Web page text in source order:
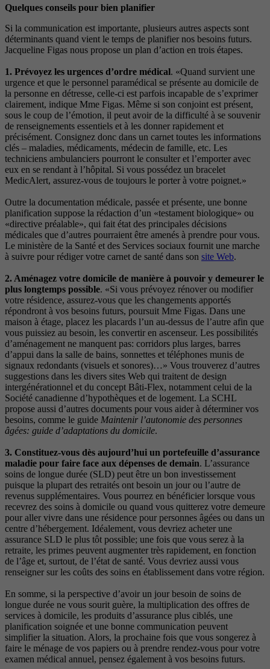
Quelques conseils pour bien planifier
Si la communication est importante, plusieurs autres aspects sont
déterminants quand vient le temps de planifier nos besoins futurs.
Jacqueline Figas nous propose un plan d’action en trois étapes.
1. Prévoyez les urgences d’ordre médical. «Quand survient une
urgence et que le personnel paramédical se présente au domicile de
la personne en détresse, celle-ci est parfois incapable de s’exprimer
clairement, indique Mme Figas. Même si son conjoint est présent,
sous le coup de l’émotion, il peut avoir de la difficulté à se souvenir
de renseignements essentiels et à les donner rapidement et
précisément. Consignez donc dans un carnet toutes les informations
clés – maladies, médicaments, médecin de famille, etc. Les
techniciens ambulanciers pourront le consulter et l’emporter avec
eux en se rendant à l’hôpital. Si vous possédez un bracelet
MedicAlert, assurez-vous de toujours le porter à votre poignet.»
Outre la documentation médicale, passée et présente, une bonne
planification suppose la rédaction d’un «testament biologique» ou
«directive préalable», qui fait état des principales décisions
médicales que d’autres pourraient être amenés à prendre pour vous.
Le ministère de la Santé et des Services sociaux fournit une marche
à suivre pour rédiger votre carnet de santé dans son site Web.
2. Aménagez votre domicile de manière à pouvoir y demeurer le
plus longtemps possible. «Si vous prévoyez rénover ou modifier
votre résidence, assurez-vous que les changements apportés
répondront à vos besoins futurs, poursuit Mme Figas. Dans une
maison à étage, placez les placards l’un au-dessus de l’autre afin que
vous puissiez au besoin, les convertir en ascenseur. Les possibilités
d’aménagement ne manquent pas: corridors plus larges, barres
d’appui dans la salle de bains, sonnettes et téléphones munis de
signaux redondants (visuels et sonores)…» Vous trouverez d’autres
suggestions dans les divers sites Web qui traitent de design
intergénérationnel et du concept Bâti-Flex, notamment celui de la
Société canadienne d’hypothèques et de logement. La SCHL
propose aussi d’autres documents pour vous aider à déterminer vos
besoins, comme le guide Maintenir l’autonomie des personnes
âgées: guide d’adaptations du domicile.
3. Constituez-vous dès aujourd’hui un portefeuille d’assurance
maladie pour faire face aux dépenses de demain. L’assurance
soins de longue durée (SLD) peut être un bon investissement
puisque la plupart des retraités ont besoin un jour ou l’autre de
revenus supplémentaires. Vous pourrez en bénéficier lorsque vous
recevrez des soins à domicile ou quand vous quitterez votre demeure
pour aller vivre dans une résidence pour personnes âgées ou dans un
centre d’hébergement. Idéalement, vous devriez acheter une
assurance SLD le plus tôt possible; une fois que vous serez à la
retraite, les primes peuvent augmenter très rapidement, en fonction
de l’âge et, surtout, de l’état de santé. Vous devriez aussi vous
renseigner sur les coûts des soins en établissement dans votre région.
En somme, si la perspective d’avoir un jour besoin de soins de
longue durée ne vous sourit guère, la multiplication des offres de
services à domicile, les produits d’assurance plus ciblés, une
planification soignée et une bonne communication peuvent
simplifier la situation. Alors, la prochaine fois que vous songerez à
faire le ménage de vos papiers ou à prendre rendez-vous pour votre
examen médical annuel, pensez également à vos besoins futurs.